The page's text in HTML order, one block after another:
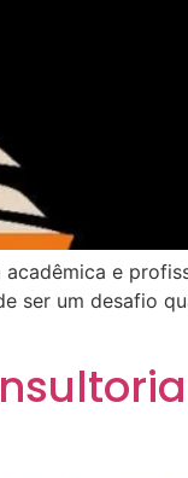
e
ser um desafio